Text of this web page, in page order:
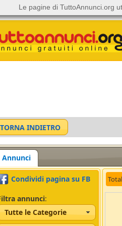
Annunci
Condividi pagina su FB
annunci:
Tutte le Categorie
Le pagine di TuttoAnnunci.org